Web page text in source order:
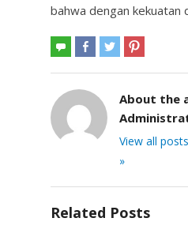
bahwa dengan kekuatan
About the
View all
»
Related Posts